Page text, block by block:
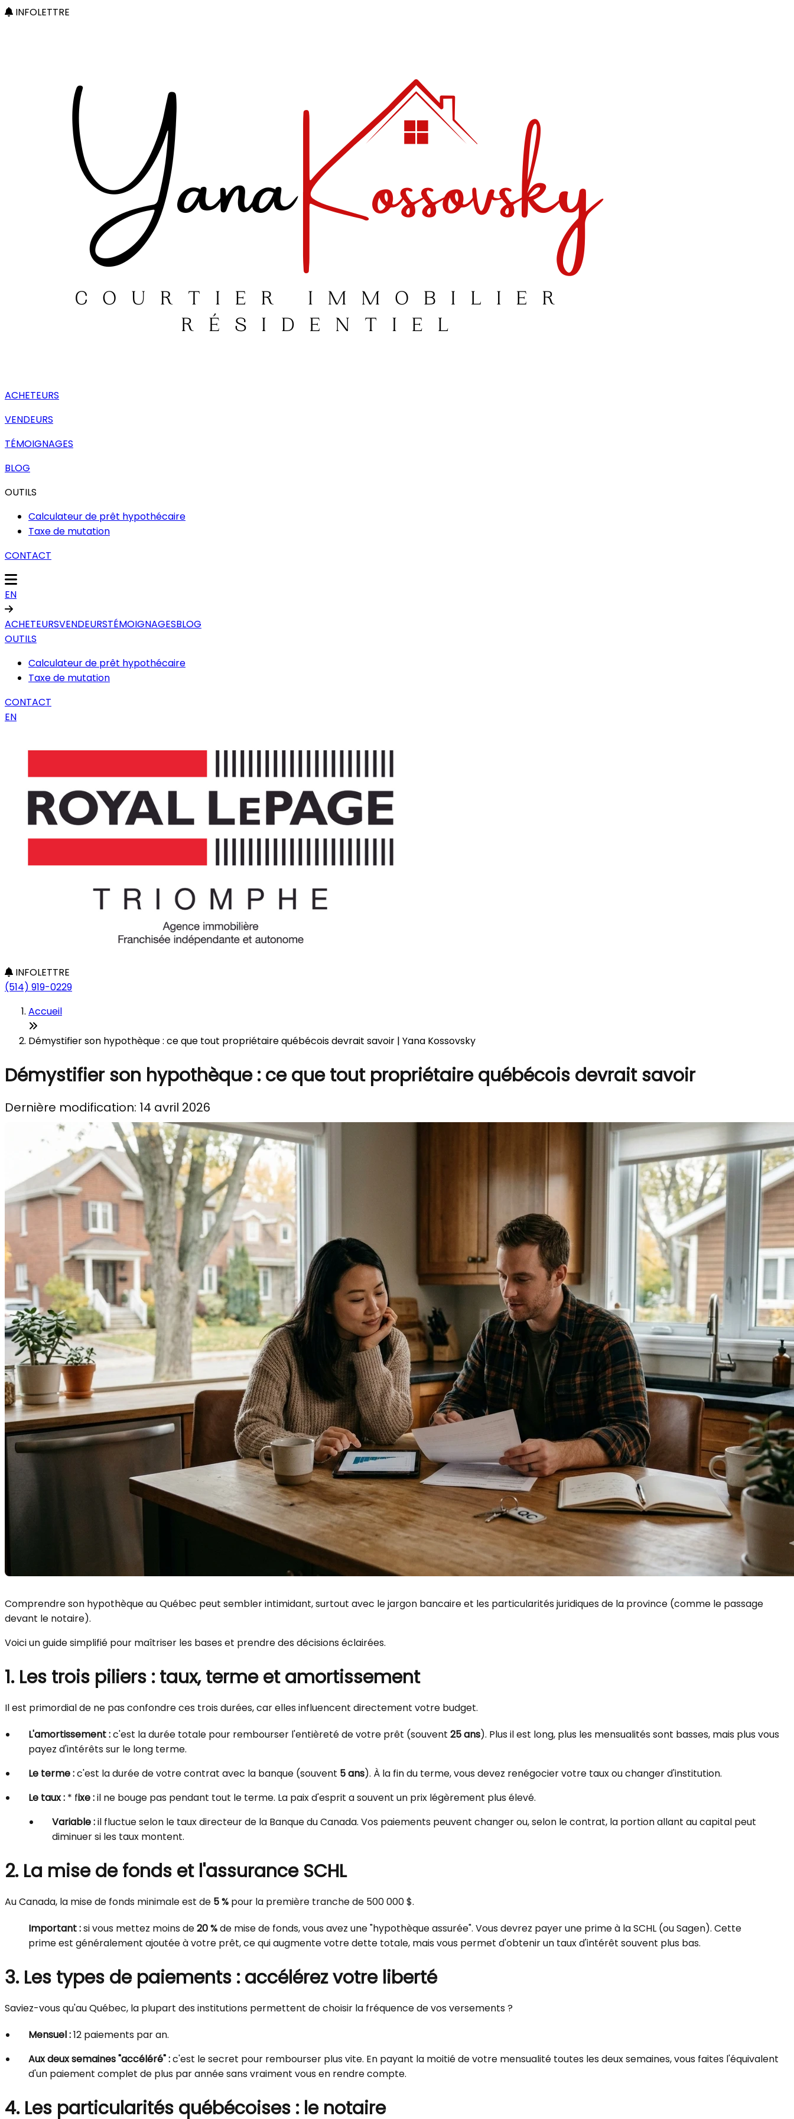
INFOLETTRE
ACHETEURS
VENDEURS
TÉMOIGNAGES
BLOG
OUTILS
Calculateur de prêt hypothécaire
Taxe de mutation
CONTACT
EN
ACHETEURSVENDEURSTÉMOIGNAGESBLOG
OUTILS
Calculateur de prêt hypothécaire
Taxe de mutation
CONTACT
EN
INFOLETTRE
(514) 919-0229
Accueil
Démystifier son hypothèque : ce que tout propriétaire québécois devrait savoir | Yana Kossovsky
Démystifier son hypothèque : ce que tout propriétaire québécois devrait savoir
Dernière modification: 14 avril 2026
Comprendre son hypothèque au Québec peut sembler intimidant, surtout avec le jargon bancaire et les particularités juridiques de la province (comme le passage
devant le notaire).
Voici un guide simplifié pour maîtriser les bases et prendre des décisions éclairées.
1. Les trois piliers : taux, terme et amortissement
Il est primordial de ne pas confondre ces trois durées, car elles influencent directement votre budget.
L'amortissement :c'est la durée totale pour rembourser l'entièreté de votre prêt (souvent 25 ans). Plus il est long, plus les mensualités sont basses, mais plus vous
payez d'intérêts sur le long terme.
Le terme :c'est la durée de votre contrat avec la banque (souvent 5 ans). À la fin du terme, vous devez renégocier votre taux ou changer d'institution.
Le taux : * fixe :il ne bouge pas pendant tout le terme. La paix d'esprit a souvent un prix légèrement plus élevé.
Variable :il fluctue selon le taux directeur de la Banque du Canada. Vos paiements peuvent changer ou, selon le contrat, la portion allant au capital peut
diminuer si les taux montent.
2. La mise de fonds et l'assurance SCHL
Au Canada, la mise de fonds minimale est de 5 % pour la première tranche de 500 000 $.
Important :si vous mettez moins de20 %de mise de fonds, vous avez une "hypothèque assurée". Vous devrez payer une prime à la SCHL (ou Sagen). Cette
prime est généralement ajoutée à votre prêt, ce qui augmente votre dette totale, mais vous permet d'obtenir un taux d'intérêt souvent plus bas.
3. Les types de paiements : accélérez votre liberté
Saviez-vous qu'au Québec, la plupart des institutions permettent de choisir la fréquence de vos versements ?
Mensuel :12 paiements par an.
Aux deux semaines "accéléré" :c'est le secret pour rembourser plus vite. En payant la moitié de votre mensualité toutes les deux semaines, vous faites l'équivalent
d'un paiement complet de plus par année sans vraiment vous en rendre compte.
4. Les particularités québécoises : le notaire